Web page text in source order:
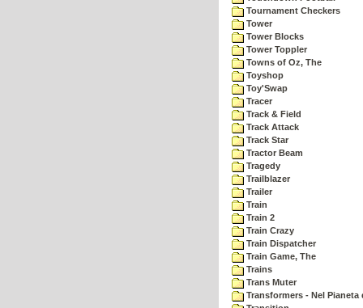
Tournament Checkers
Tower
Tower Blocks
Tower Toppler
Towns of Oz, The
Toyshop
Toy'Swap
Tracer
Track & Field
Track Attack
Track Star
Tractor Beam
Tragedy
Trailblazer
Trailer
Train
Train 2
Train Crazy
Train Dispatcher
Train Game, The
Trains
Trans Muter
Transformers - Nel Pianeta